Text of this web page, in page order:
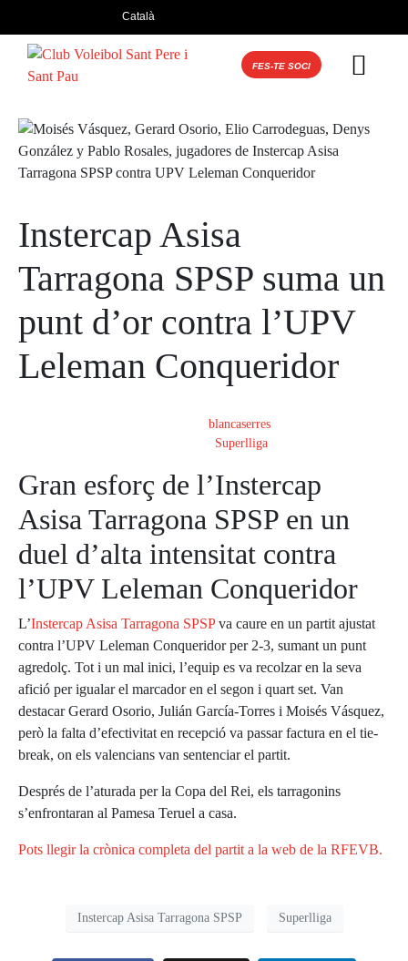
Català
FES-TE SOCI
blancaserres
Superlliga
Instercap Asisa
Tarragona SPSP suma un
punt d’or contra l’UPV
Leleman Conqueridor
Gran esforç de l’Instercap
Asisa Tarragona SPSP en un
duel d’alta intensitat contra
l’UPV Leleman Conqueridor
L’Instercap Asisa Tarragona SPSPva caure en un partit ajustat
contra l’UPV Leleman Conqueridor per 2-3, sumant un punt
agredolç. Tot i un mal inici, l’equip es va recolzar en la seva
afició per igualar el marcador en el segon i quart set. Van
destacar Gerard Osorio, Julián García-Torres i Moisés Vásquez,
però la falta d’efectivitat en recepció va passar factura en el tie-
break, on els valencians van sentenciar el partit.
Després de l’aturada per la Copa del Rei, els tarragonins
s’enfrontaran al Pamesa Teruel a casa.
Pots llegir la crònica completa del partit a la web de la RFEVB.
Instercap Asisa Tarragona SPSP Superlliga